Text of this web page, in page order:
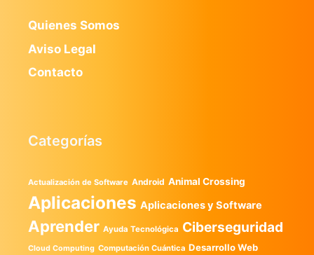
Quienes Somos
Aviso Legal
Contacto
Categorías
Actualización de Software Android Animal Crossing
Aplicaciones Aplicaciones y Software
Aprender Ayuda Tecnológica Ciberseguridad
Cloud Computing Computación Cuántica Desarrollo Web